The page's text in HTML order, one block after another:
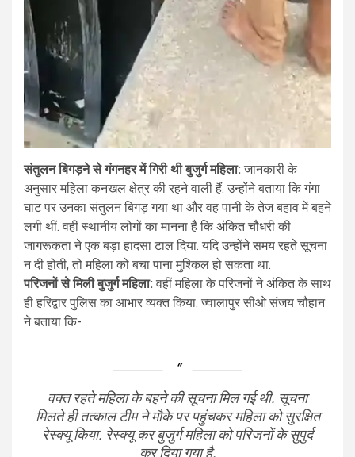
संतुलन बिगड़ने से गंगनहर में गिरी थी बुजुर्ग महिला: जानकारी के
अनुसार महिला कनखल क्षेत्र की रहने वाली हैं. उन्होंने बताया कि गंगा
घाट पर उनका संतुलन बिगड़ गया था और वह पानी के तेज बहाव में बहने
लगी थीं. वहीं स्थानीय लोगों का मानना है कि अंकित चौधरी की
जागरूकता ने एक बड़ा हादसा टाल दिया. यदि उन्होंने समय रहते सूचना
न दी होती, तो महिला को बचा पाना मुश्किल हो सकता था.
परिजनों से मिली बुजुर्ग महिला: वहीं महिला के परिजनों ने अंकित के साथ
ही हरिद्वार पुलिस का आभार व्यक्त किया. ज्वालापुर सीओ संजय चौहान
ने बताया कि-
वक्त रहते महिला के बहने की सूचना मिल गई थी. सूचना
मिलते ही तत्काल टीम ने मौके पर पहुंचकर महिला को सुरक्षित
रेस्क्यू किया. रेस्क्यू कर बुजुर्ग महिला को परिजनों के सुपुर्द
कर दिया गया है.